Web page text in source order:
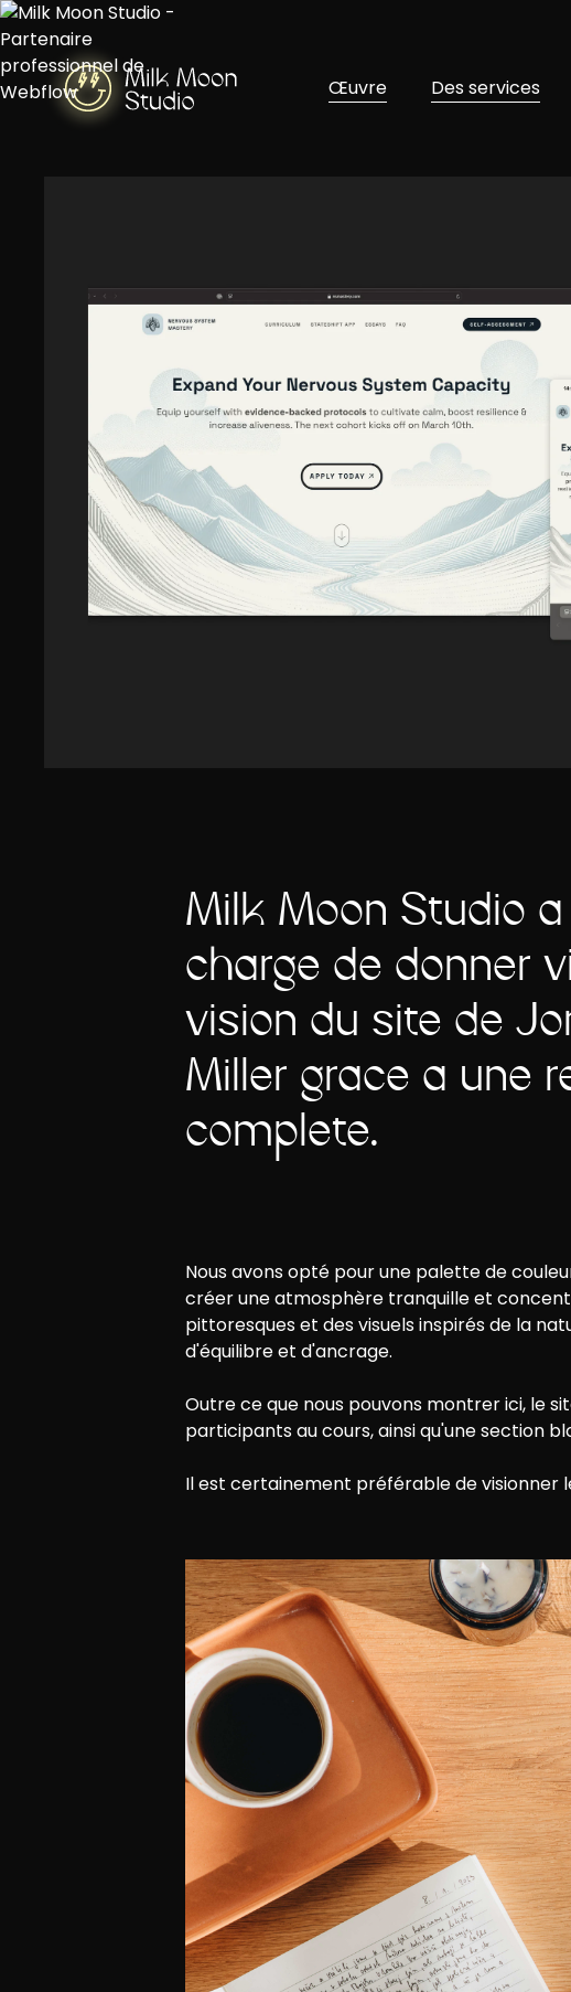
Œuvre Des services
Milk Moon Studio
chargé de donner
vision du site de
Miller grâce à une
complète.
Nous avons opté pour une palette de
créer une atmosphère tranquille et
pittoresques et des visuels inspirés de la
d'équilibre et d'ancrage.
Outre ce que nous pouvons montrer ici, le
participants au cours, ainsi qu'une section
Il est certainement préférable de visionner